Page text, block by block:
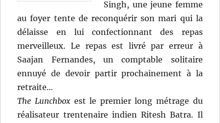
Singh, une jeune femme
au foyer tente de reconquérir son mari qui la
délaisse en lui confectionnant des repas
merveilleux. Le repas est livré par erreur à
Saajan Fernandes, un comptable solitaire
ennuyé de devoir partir prochainement à la
retraite…
The Lunchboxest le premier long métrage du
réalisateur trentenaire indien Ritesh Batra. Il